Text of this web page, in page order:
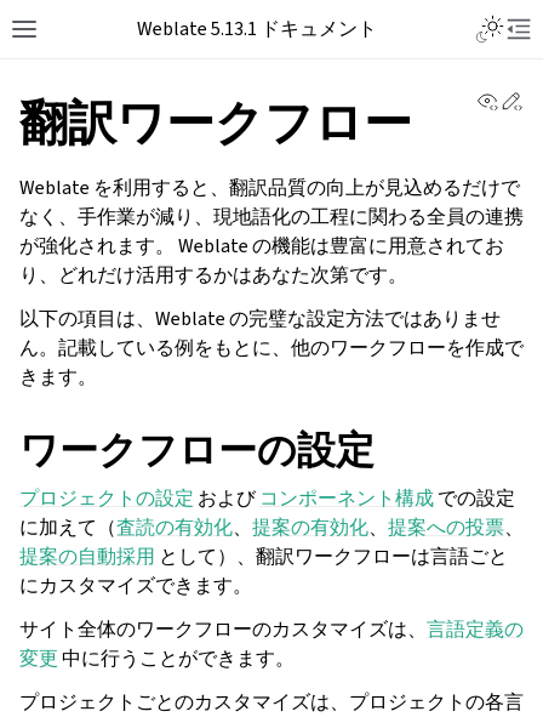
Toggle site navigation sidebar
Weblate 5.13.1 ドキュメント
翻訳ワークフロー
Weblate を利用すると、翻訳品質の向上が見込めるだけで
なく、手作業が減り、現地語化の工程に関わる全員の連携
が強化されます。 Weblate の機能は豊富に用意されてお
り、どれだけ活用するかはあなた次第です。
以下の項目は、Weblate の完璧な設定方法ではありませ
ん。記載している例をもとに、他のワークフローを作成で
きます。
ワークフローの設定
プロジェクトの設定 およびコンポーネント構成での設定
に加えて（査読の有効化、 提案の有効化、 提案への投票、
提案の自動採用 として）、翻訳ワークフローは言語ごと
にカスタマイズできます。
サイト全体のワークフローのカスタマイズは、 言語定義の
変更中に行うことができます。
プロジェクトごとのカスタマイズは、プロジェクトの各言